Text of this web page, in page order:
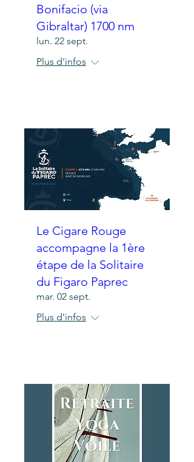
Bonifacio (via
Gibraltar) 1700 nm
lun. 22 sept.
Plus d'infos
Le Cigare Rouge
accompagne la 1ère
étape de la Solitaire
du Figaro Paprec
mar. 02 sept.
Plus d'infos